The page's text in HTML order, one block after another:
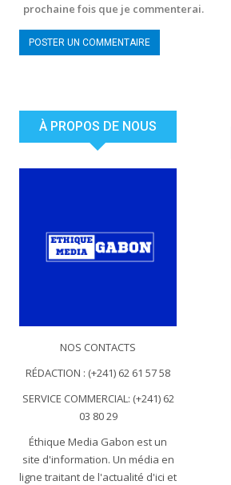
prochaine fois que je commenterai.
À PROPOS DE NOUS
NOS CONTACTS
RÉDACTION : (+241) 62 61 57 58
SERVICE COMMERCIAL: (+241) 62
03 80 29
Éthique Media Gabon est un
site d'information. Un média en
ligne traitant de l'actualité d'ici et